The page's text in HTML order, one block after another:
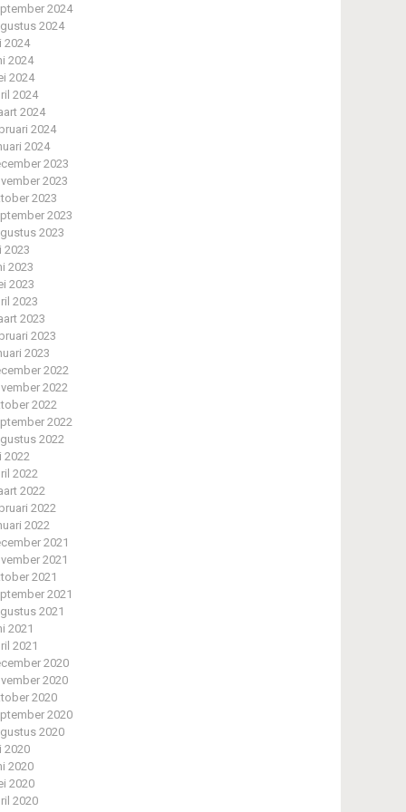
2024
2024
2024
2024
2024
2024
2024
2024
2024
2023
2023
2023
2023
2023
2023
2023
2023
2023
2023
2023
2023
2022
2022
2022
2022
2022
2022
2022
2022
2022
2022
2021
2021
2021
2021
2021
2021
2021
2020
2020
2020
2020
2020
2020
2020
2020
2020